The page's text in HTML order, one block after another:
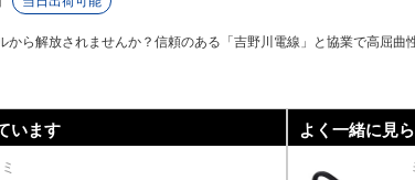
から解放されませんか？信頼のある「吉野川電線」と協業で高屈曲
います よく一緒に見